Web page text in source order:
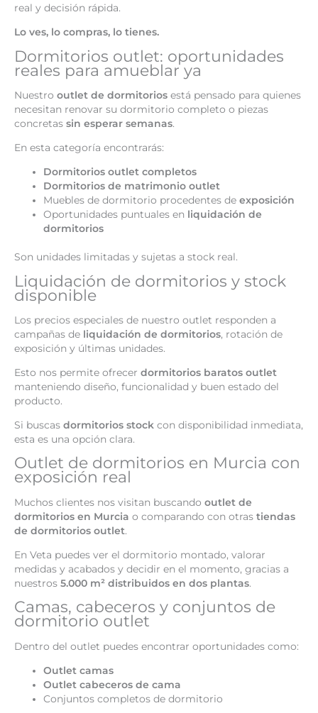
real y decisión rápida.
Lo ves, lo compras, lo tienes.
Dormitorios outlet: oportunidades
reales para amueblar ya
Nuestro outlet de dormitorios está pensado para quienes
necesitan renovar su dormitorio completo o piezas
concretas sin esperar semanas.
En esta categoría encontrarás:
Dormitorios outlet completos
Dormitorios de matrimonio outlet
Muebles de dormitorio procedentes deexposición
Oportunidades puntuales en liquidación de
dormitorios
Son unidades limitadas y sujetas a stock real.
Liquidación de dormitorios y stock
disponible
Los precios especiales de nuestro outlet responden a
campañas de liquidación de dormitorios, rotación de
exposición y últimas unidades.
Esto nos permite ofrecer dormitorios baratos outlet
manteniendo diseño, funcionalidad y buen estado del
producto.
Si buscas dormitorios stock con disponibilidad inmediata,
esta es una opción clara.
Outlet de dormitorios en Murcia con
exposición real
Muchos clientes nos visitan buscando outlet de
dormitorios en Murcia o comparando con otras tiendas
de dormitorios outlet.
En Veta puedes ver el dormitorio montado, valorar
medidas y acabados y decidir en el momento, gracias a
nuestros 5.000 m² distribuidos en dos plantas.
Camas, cabeceros y conjuntos de
dormitorio outlet
Dentro del outlet puedes encontrar oportunidades como:
Outlet camas
Outlet cabeceros de cama
Conjuntos completos de dormitorio